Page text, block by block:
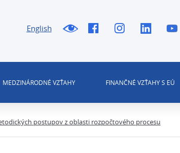
English
MEDZINÁRODNÉ VZŤAHY FINANČNÉ VZŤAHY S EÚ
postupov z oblasti rozpočtového procesu